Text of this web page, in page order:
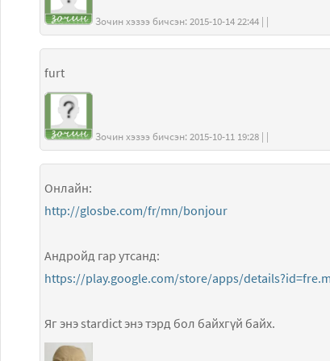
Зочин хэзээ бичсэн: 2015-10-14 22:44 | |
furt
Зочин хэзээ бичсэн: 2015-10-11 19:28 | |
Онлайн:
http://glosbe.com/fr/mn/bonjour
Андройд гар утсанд:
https://play.google.com/store/apps/
Яг энэ stardict энэ тэрд бол байхгүй байх.